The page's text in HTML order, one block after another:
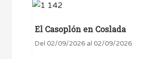
El Casoplón en Coslada
Del 02/09/2026 al 02/09/2026